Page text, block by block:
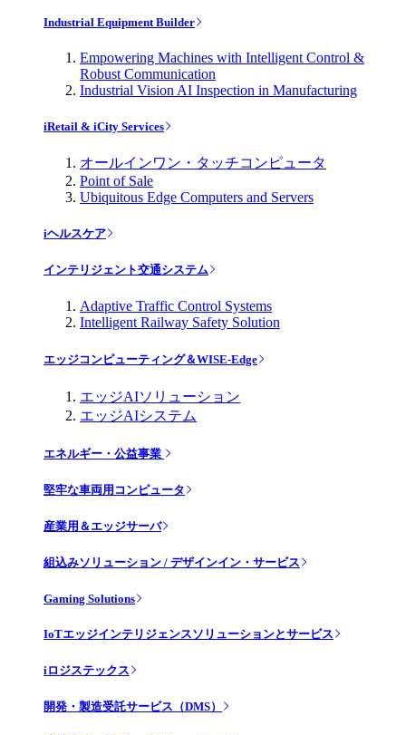
Industrial Equipment Builder
Empowering Machines with Intelligent Control &
Robust Communication
Industrial Vision AI Inspection in Manufacturing
iRetail & iCity Services
オールインワン・タッチコンピュータ
Point of Sale
Ubiquitous Edge Computers and Servers
iヘルスケア
インテリジェント交通システム
Adaptive Traffic Control Systems
Intelligent Railway Safety Solution
エッジコンピューティング＆WISE-Edge
エッジAIソリューション
エッジAIシステム
エネルギー・公益事業
堅牢な車両用コンピュータ
産業用＆エッジサーバ
組込みソリューション / デザインイン・サービス
Gaming Solutions
IoTエッジインテリジェンスソリューションとサービス
iロジステックス
開発・製造受託サービス（DMS）